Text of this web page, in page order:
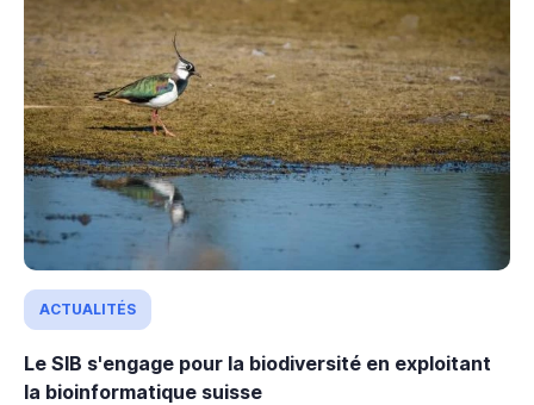
ACTUALITÉS
Le SIB s'engage pour la biodiversité en exploitant
la bioinformatique suisse